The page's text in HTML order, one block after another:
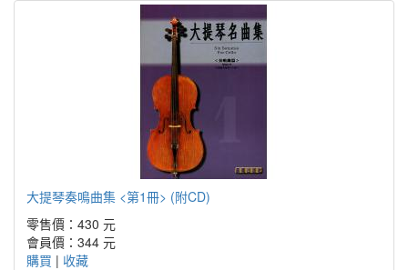
大提琴奏鳴曲集 <第1冊> (附CD)
零售價：430 元
會員價：344 元
購買 | 收藏